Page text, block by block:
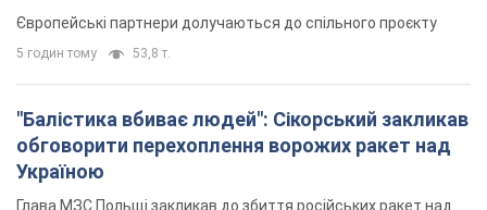
Європейські партнери долучаються до спільного проєкту
5 годин тому 53,8 т.
"Балістика вбиває людей": Сікорський закликав
обговорити перехоплення ворожих ракет над
Україною
Глава МЗС Польщі закликав до збиття російських ракет над